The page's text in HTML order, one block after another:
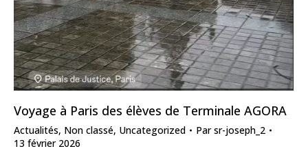
Voyage à Paris des élèves de Terminale AGORA
Actualités, Non classé, Uncategorized Parsr-joseph_2
13 février 2026